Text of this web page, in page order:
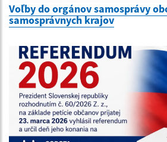
Voľby do orgánov samosprávy
samosprávnych krajov